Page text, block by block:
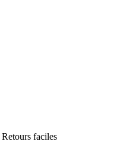
Retours faciles